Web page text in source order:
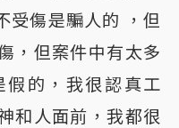
受傷是騙人的 ，但
，但案件中有太多
的，我很認真工
和人面前，我都很